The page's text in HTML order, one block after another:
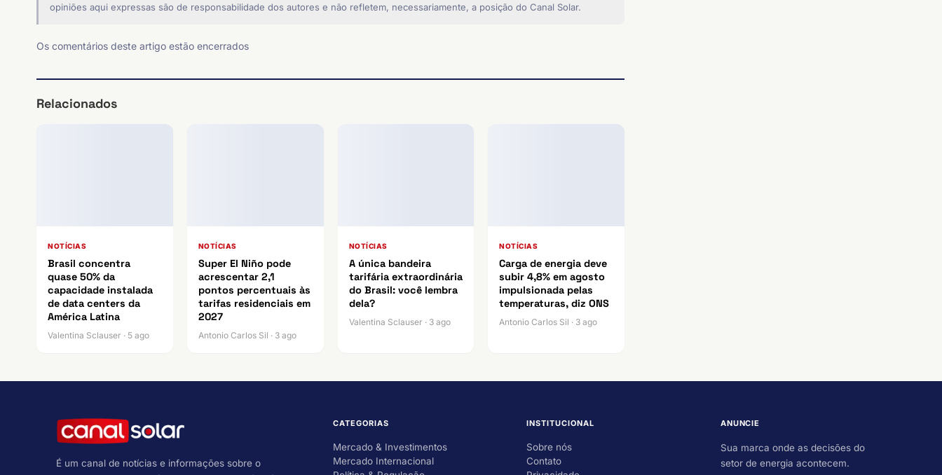
opiniões aqui expressas são de responsabilidade dos autores e não refletem, necessariamente, a posição do Canal Solar.
Os comentários deste artigo estão encerrados
Relacionados
NOTÍCIAS
Brasil concentra
quase 50% da
capacidade instalada
de data centers da
América Latina
Valentina Sclauser · 5 ago
NOTÍCIAS
Super El Niño pode
acrescentar 2,1
pontos percentuais às
tarifas residenciais em
2027
Antonio Carlos Sil · 3 ago
NOTÍCIAS
A única bandeira
tarifária extraordinária
do Brasil: você lembra
dela?
Valentina Sclauser · 3 ago
NOTÍCIAS
Carga de energia deve
subir 4,8% em agosto
impulsionada pelas
temperaturas, diz ONS
Antonio Carlos Sil · 3 ago
É um canal de notícias e informações sobre o
CATEGORIAS
Mercado & Investimentos
Mercado Internacional
INSTITUCIONAL
Sobre nós
Contato
ANUNCIE
Sua marca onde as decisões do
setor de energia acontecem.